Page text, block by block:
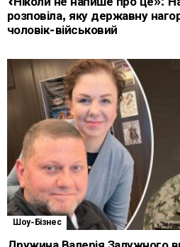
розповіла, яку державну
чоловік-військовий
Шоу-Бізнес